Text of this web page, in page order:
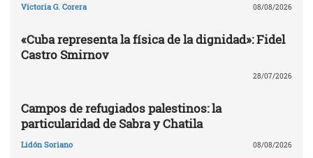
Victoria G. Corera 08/08/2026
«Cuba representa la física de la dignidad»: Fidel
Castro Smirnov
28/07/2026
Campos de refugiados palestinos: la
particularidad de Sabra y Chatila
Lidón Soriano 08/08/2026